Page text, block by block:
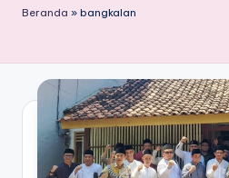
Beranda » bangkalan